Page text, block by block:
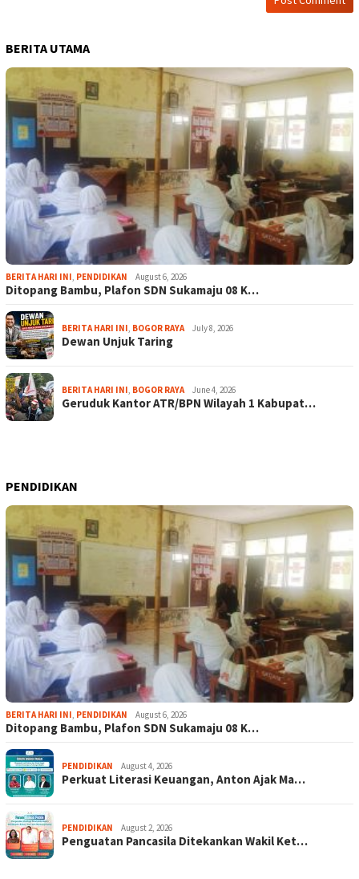
BERITA UTAMA
BERITA HARI INI, PENDIDIKAN August 6, 2026
Ditopang Bambu, Plafon SDN Sukamaju 08 K…
BERITA HARI INI, BOGOR RAYA July 8, 2026
Dewan Unjuk Taring
BERITA HARI INI, BOGOR RAYA June 4, 2026
Geruduk Kantor ATR/BPN Wilayah 1 Kabupat…
PENDIDIKAN
BERITA HARI INI PENDIDIKAN August 6, 2026
Ditopang Bambu, Plafon SDN Sukamaju 08 K…
PENDIDIKAN August 4, 2026
Perkuat Literasi Keuangan, Anton Ajak Ma…
PENDIDIKAN August 2, 2026
Penguatan Pancasila Ditekankan Wakil Ket…